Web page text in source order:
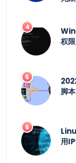
权限
脚
用